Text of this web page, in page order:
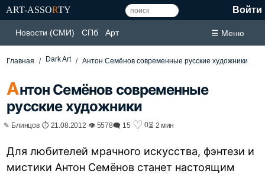
ART-ASSORTY Войти
Новости (СМИ) СПб Арт ☰ Меню
Главная Dark Art Антон Семёнов современные русские художники
Антон Семёнов современные
русские художники
✎ Блинцов ⏱ 21.08.2012 👁 5578🗨 15 ♡ 0⏳ 2 мин
Для любителей мрачного искусства, фэнтези и
мистики Антон Семёнов станет настоящим